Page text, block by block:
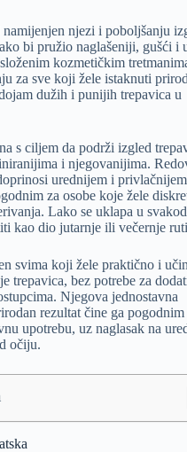
njezi i poboljšanju
bi pružio naglašeniji, gušći i
kozmetičkim
za sve koji žele istaknuti
dužih i punijih trepavica u
s ciljem da podrži izgled
i njegovanijima.
urednijem i privlačnijem
za osobe koje žele
Lako se uklapa u
kao dio jutarnje ili večernje
svima koji žele praktično i
trepavica, bez potrebe za
Njegova jednostavna
rezultat čine ga pogodnim
upotrebu, uz naglasak na
očiju.